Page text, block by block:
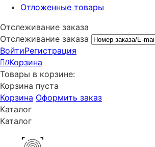
Отложенные товары
Отслеживание заказа
Отслеживание заказа
ВойтиРегистрация
0Корзина
Товары в корзине:
Корзина пуста
Корзина Оформить заказ
Каталог
Каталог